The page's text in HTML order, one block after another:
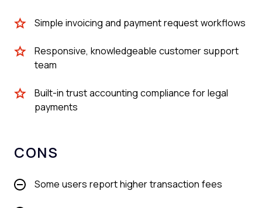
Simple invoicing and payment request workflows
Responsive, knowledgeable customer support
team
Built-in trust accounting compliance for legal
payments
CONS
Some users report higher transaction fees